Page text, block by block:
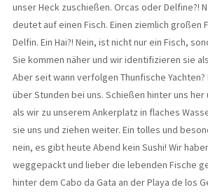
unser Heck zuschießen. Orcas oder Delfine?!
deutet auf einen Fisch. Einen ziemlich großen
Delfin. Ein Hai?! Nein, ist nicht nur ein Fisch,
Sie kommen näher und wir identifizieren sie
Aber seit wann verfolgen Thunfische
über Stunden bei uns. Schießen hinter uns her
als wir zu unserem Ankerplatz in flaches
sie uns und ziehen weiter. Ein tolles und
nein, es gibt heute Abend kein Sushi! Wir
weggepackt und lieber die lebenden Fische
hinter dem Cabo da Gata an der Playa de los